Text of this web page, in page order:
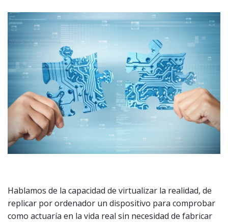
Hablamos de la capacidad de virtualizar la realidad, de
replicar por ordenador un dispositivo para comprobar
como actuaría en la vida real sin necesidad de fabricar